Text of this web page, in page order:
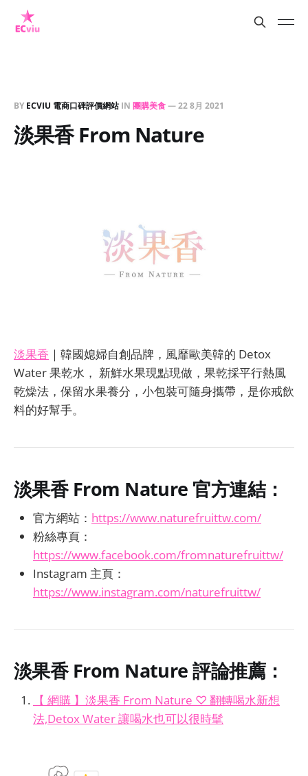
BY ECVIU 電商口碑評價網站IN 團購美食—22 8月 2021
淡果香 From Nature
淡果香 ｜韓國媳婦自創品牌，風靡歐美韓的 Detox
Water 果乾水， 新鮮水果現點現做，果乾採平行熱風
乾燥法，保留水果養分，小包裝可隨身攜帶，是你戒飲
料的好幫手。
淡果香 From Nature 官方連結：
官方網站： https://www.naturefruittw.com/
粉絲專頁：
https://www.facebook.com/fromnaturefruittw/
Instagram 主頁：
https://www.instagram.com/naturefruittw/
淡果香 From Nature評論推薦：
【 網購 】淡果香 From Nature ♡ 翻轉喝水新想
法,Detox Water 讓喝水也可以很時髦